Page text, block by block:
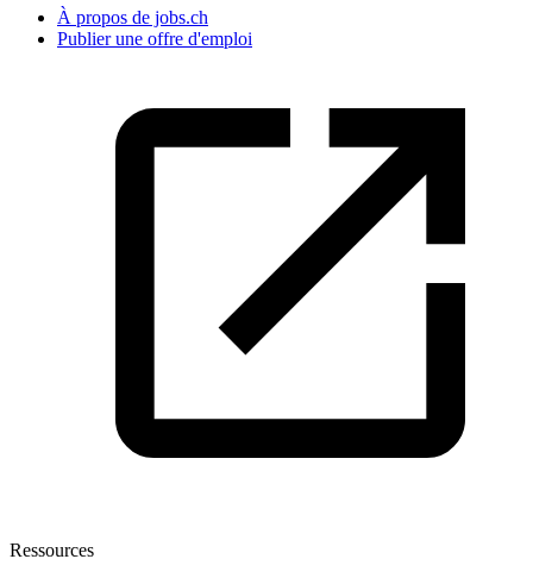
À propos de jobs.ch
Publier une offre d'emploi
Ressources